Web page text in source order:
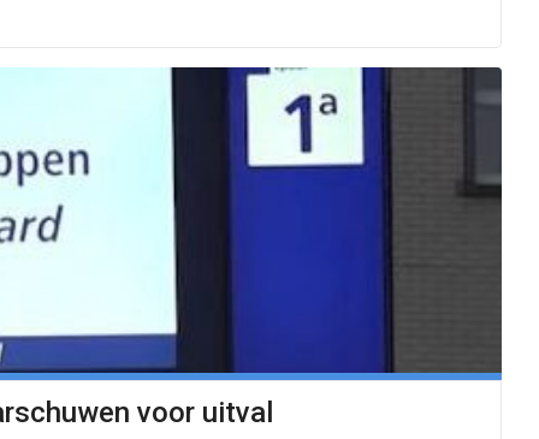
voor uitval